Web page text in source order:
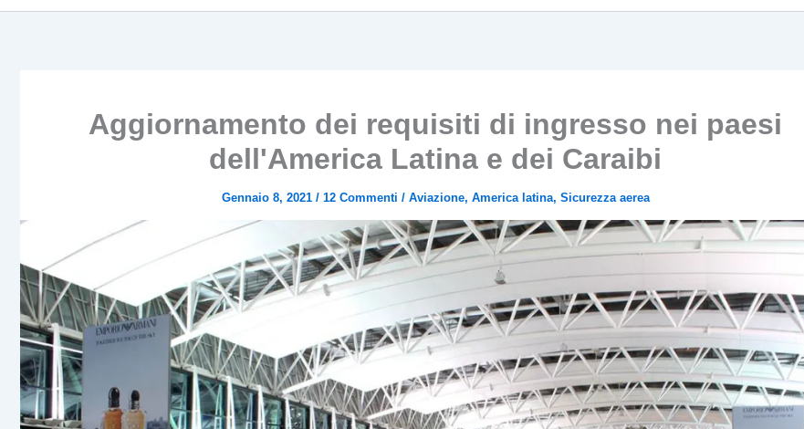
Aggiornamento dei requisiti di ingresso nei paesi
dell'America Latina e dei Caraibi
Gennaio 8, 2021 / 12 Commenti / Aviazione, America latina, Sicurezza aerea